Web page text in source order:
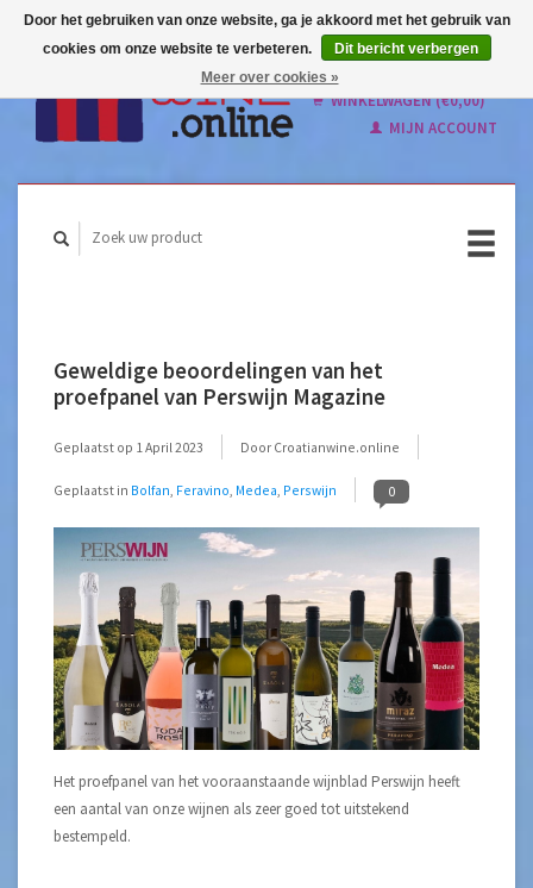
Nederlands
WINKELWAGEN (€0,00)
MIJN ACCOUNT
Geweldige beoordelingen van het
proefpanel van Perswijn Magazine
Geplaatst op 1 April 2023 Door Croatianwine.online
Geplaatst in Bolfan, Feravino, Medea, Perswijn 0
Het proefpanel van het vooraanstaande wijnblad Perswijn heeft
een aantal van onze wijnen als zeer goed tot uitstekend
bestempeld.
Door het gebruiken van onze website, ga je akkoord met het gebruik van
cookies om onze website te verbeteren.
Dit bericht verbergen
Meer over cookies »